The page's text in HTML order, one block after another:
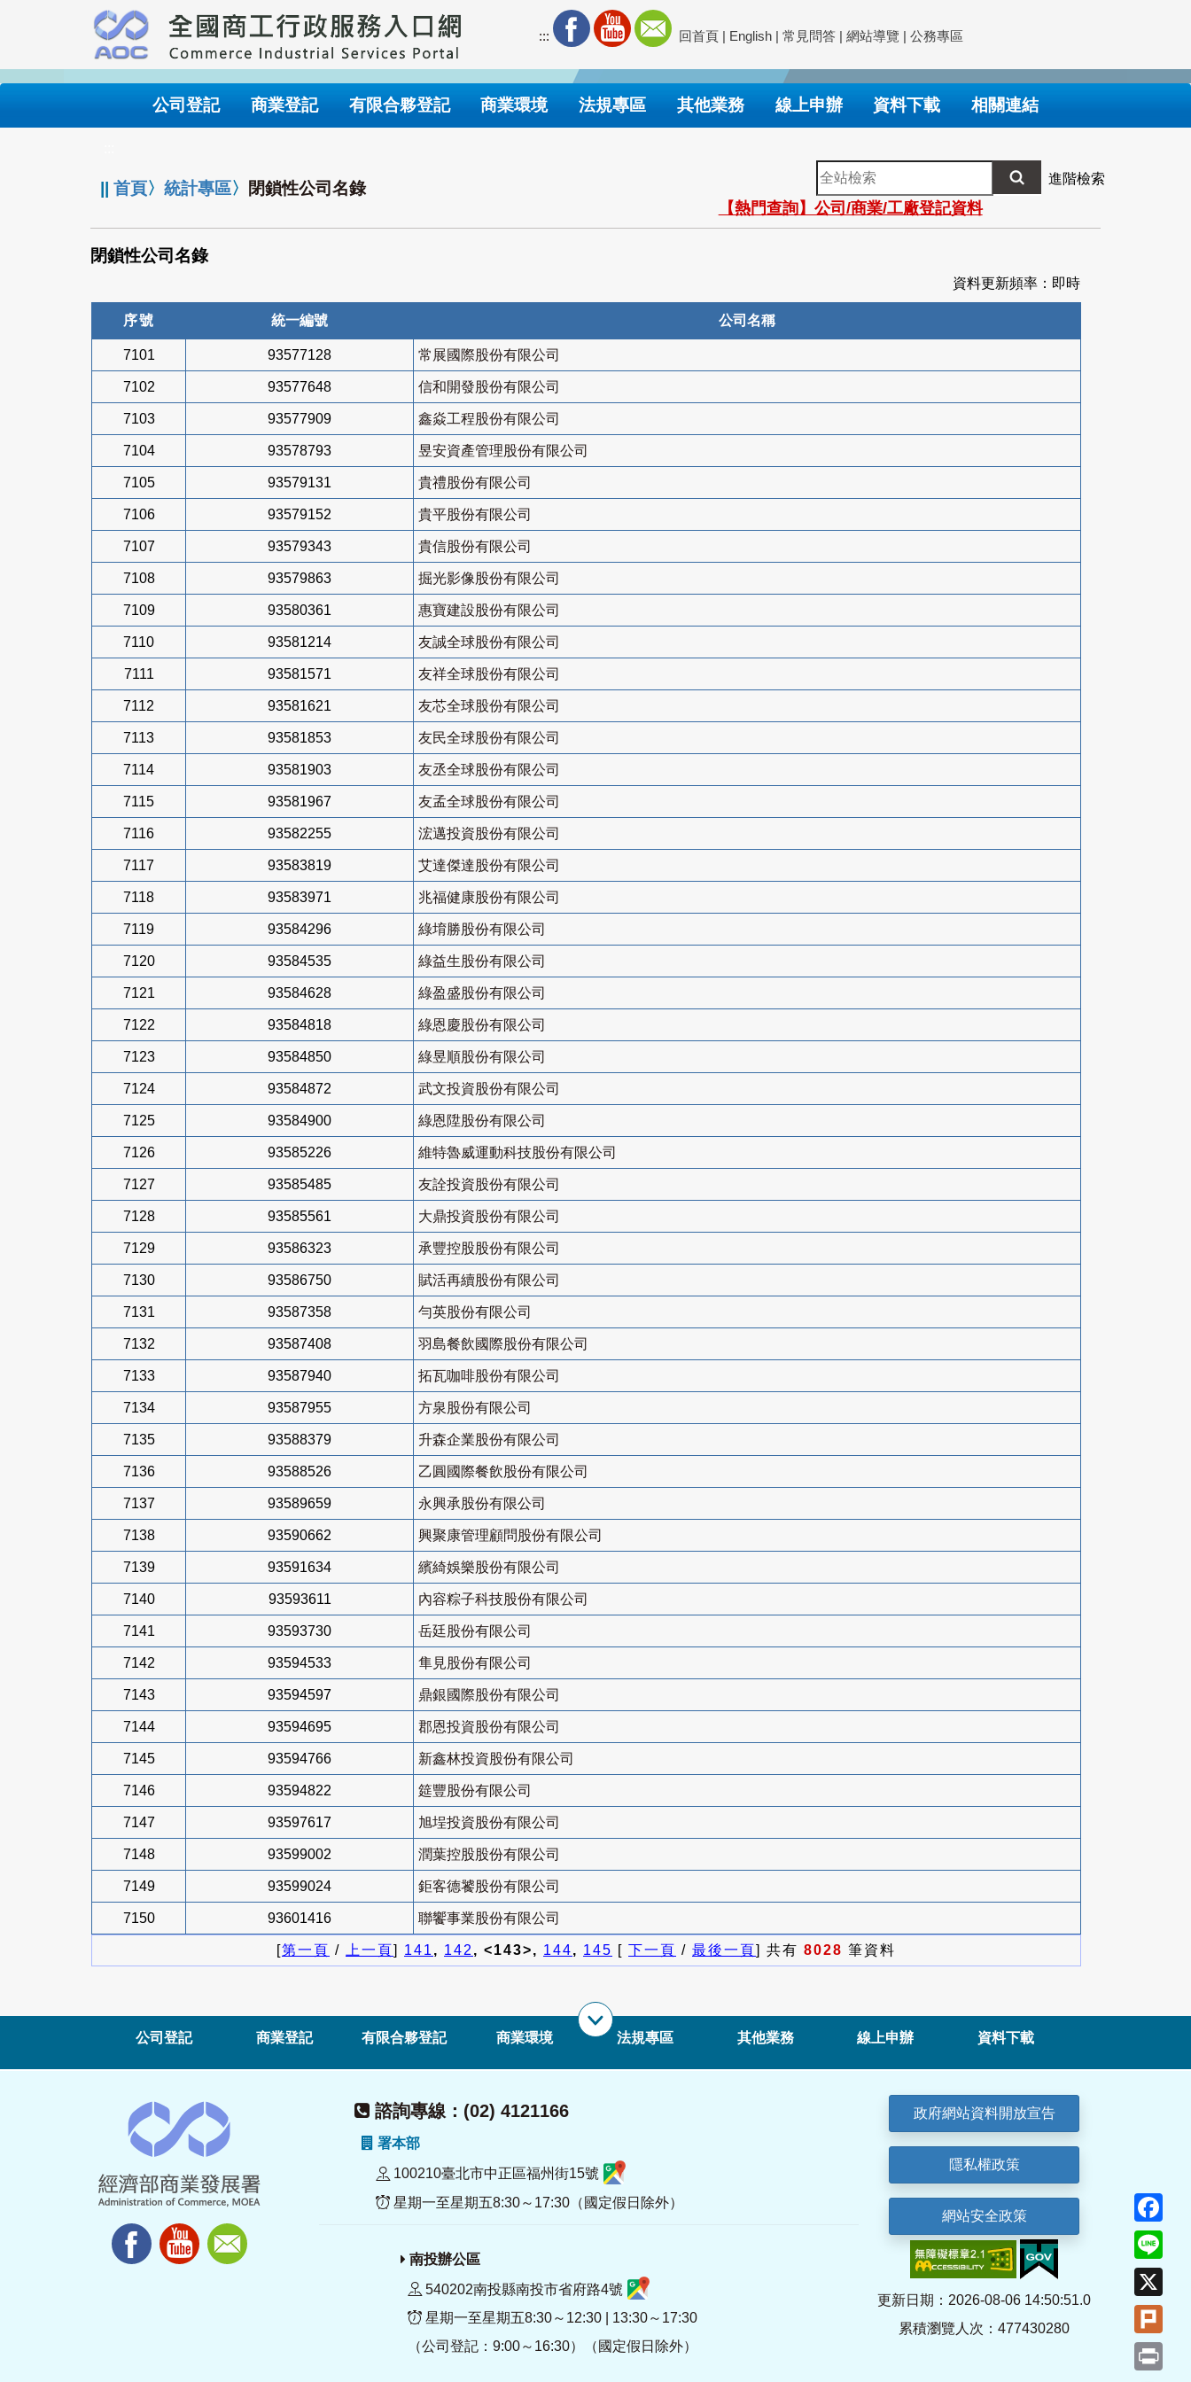
要
內
::: 回首頁 | English | 常見問答 | 網站導覽 | 公務專區
公司登記 商業登記 有限合夥登記 商業環境 法規專區 其他業務 線上申辦 資料下載 相關連結
||首頁〉統計專區〉 閉鎖性公司名錄
全
站
檢
索
進階檢索
【熱門查詢】公司/商業/工廠登記資料
閉鎖性公司名錄
資料更新頻率：即時
序號 統一編號 公司名稱
7101 93577128 常展國際股份有限公司
7102 93577648 信和開發股份有限公司
7103 93577909 鑫焱工程股份有限公司
7104 93578793 昱安資產管理股份有限公司
7105 93579131 貴禮股份有限公司
7106 93579152 貴平股份有限公司
7107 93579343 貴信股份有限公司
7108 93579863 掘光影像股份有限公司
7109 93580361 惠寶建設股份有限公司
7110 93581214 友誠全球股份有限公司
7111 93581571 友祥全球股份有限公司
7112 93581621 友芯全球股份有限公司
7113 93581853 友民全球股份有限公司
7114 93581903 友丞全球股份有限公司
7115 93581967 友孟全球股份有限公司
7116 93582255 浤邁投資股份有限公司
7117 93583819 艾達傑達股份有限公司
7118 93583971 兆福健康股份有限公司
7119 93584296 綠堉勝股份有限公司
7120 93584535 綠益生股份有限公司
7121 93584628 綠盈盛股份有限公司
7122 93584818 綠恩慶股份有限公司
7123 93584850 綠昱順股份有限公司
7124 93584872 武文投資股份有限公司
7125 93584900 綠恩陞股份有限公司
7126 93585226 維特魯威運動科技股份有限公司
7127 93585485 友詮投資股份有限公司
7128 93585561 大鼎投資股份有限公司
7129 93586323 承豐控股股份有限公司
7130 93586750 賦活再續股份有限公司
7131 93587358 勻英股份有限公司
7132 93587408 羽島餐飲國際股份有限公司
7133 93587940 拓瓦咖啡股份有限公司
7134 93587955 方泉股份有限公司
7135 93588379 升森企業股份有限公司
7136 93588526 乙圓國際餐飲股份有限公司
7137 93589659 永興承股份有限公司
7138 93590662 興聚康管理顧問股份有限公司
7139 93591634 繽綺娛樂股份有限公司
7140 93593611 內容粽子科技股份有限公司
7141 93593730 岳廷股份有限公司
7142 93594533 隼見股份有限公司
7143 93594597 鼎銀國際股份有限公司
7144 93594695 郡恩投資股份有限公司
7145 93594766 新鑫林投資股份有限公司
7146 93594822 筵豐股份有限公司
7147 93597617 旭埕投資股份有限公司
7148 93599002 潤葉控股股份有限公司
7149 93599024 鉅客德饕股份有限公司
7150 93601416 聯饗事業股份有限公司
[第一頁 / 上一頁] 141, 142, <143>, 144, 145 [ 下一頁 / 最後一頁] 共有 8028 筆資料
公司登記 商業登記 有限合夥登記 商業環境 法規專區 其他業務 線上申辦 資料下載
諮詢專線：(02) 4121166
署本部
100210臺北市中正區福州街15號
星期一至星期五8:30～17:30（國定假日除外）
南投辦公區
540202南投縣南投市省府路4號
星期一至星期五8:30～12:30 | 13:30～17:30
（公司登記：9:00～16:30）（國定假日除外）
政府網站資料開放宣告
隱私權政策
網站安全政策
更新日期：2026-08-06 14:50:51.0
累積瀏覽人次：477430280